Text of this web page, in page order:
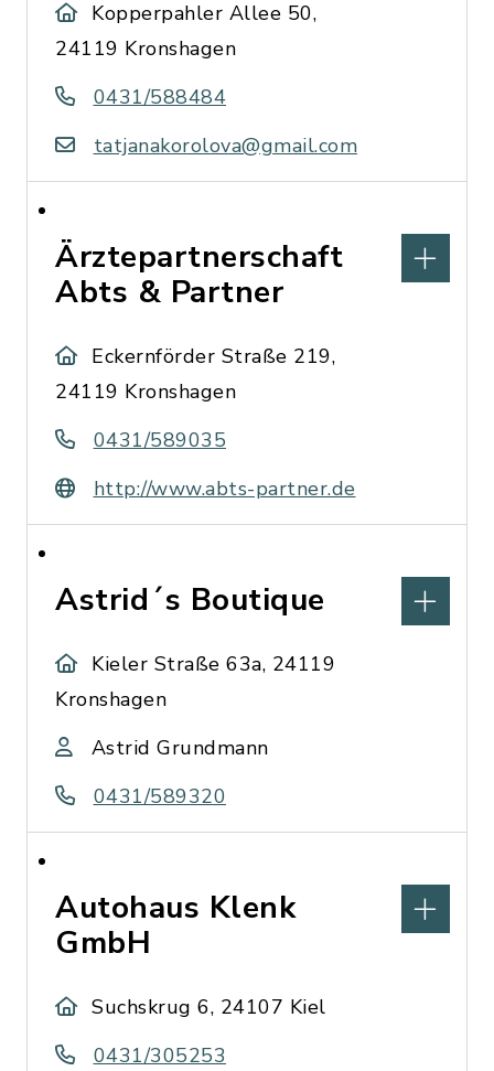
Kopperpahler Allee 50,
24119 Kronshagen
0431/588484
tatjanakorolova@gmail.com
Ärztepartnerschaft
Abts & Partner
Eckernförder Straße 219,
24119 Kronshagen
0431/589035
http://www.abts-partner.de
Astrid´s Boutique
Kieler Straße 63a, 24119
Kronshagen
Astrid Grundmann
0431/589320
Autohaus Klenk
GmbH
Suchskrug 6, 24107 Kiel
0431/305253